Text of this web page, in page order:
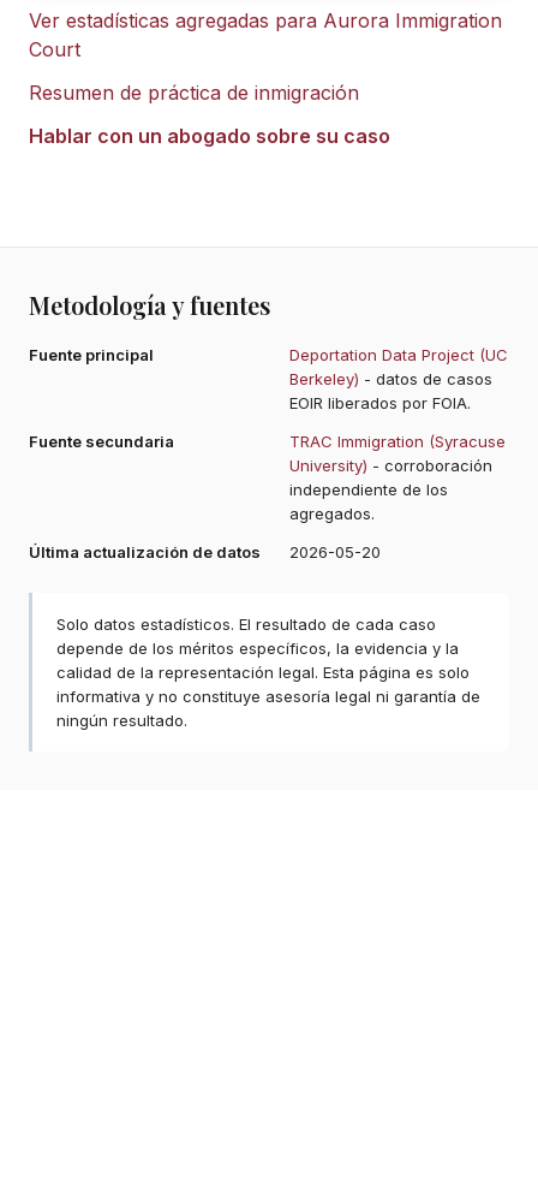
Ver estadísticas agregadas para Aurora Immigration
Court
Resumen de práctica de inmigración
Hablar con un abogado sobre su caso
Metodología y fuentes
Fuente principal
Deportation Data Project (UC
Berkeley) - datos de casos
EOIR liberados por FOIA.
Fuente secundaria
TRAC Immigration (Syracuse
University) - corroboración
independiente de los
agregados.
Última actualización de datos
2026-05-20
Solo datos estadísticos. El resultado de cada caso
depende de los méritos específicos, la evidencia y la
calidad de la representación legal. Esta página es solo
informativa y no constituye asesoría legal ni garantía de
ningún resultado.